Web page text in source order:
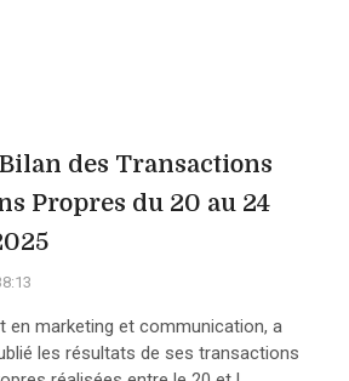
des Transactions
Propres du 20 au 24
en marketing et communication, a
les résultats de ses transactions